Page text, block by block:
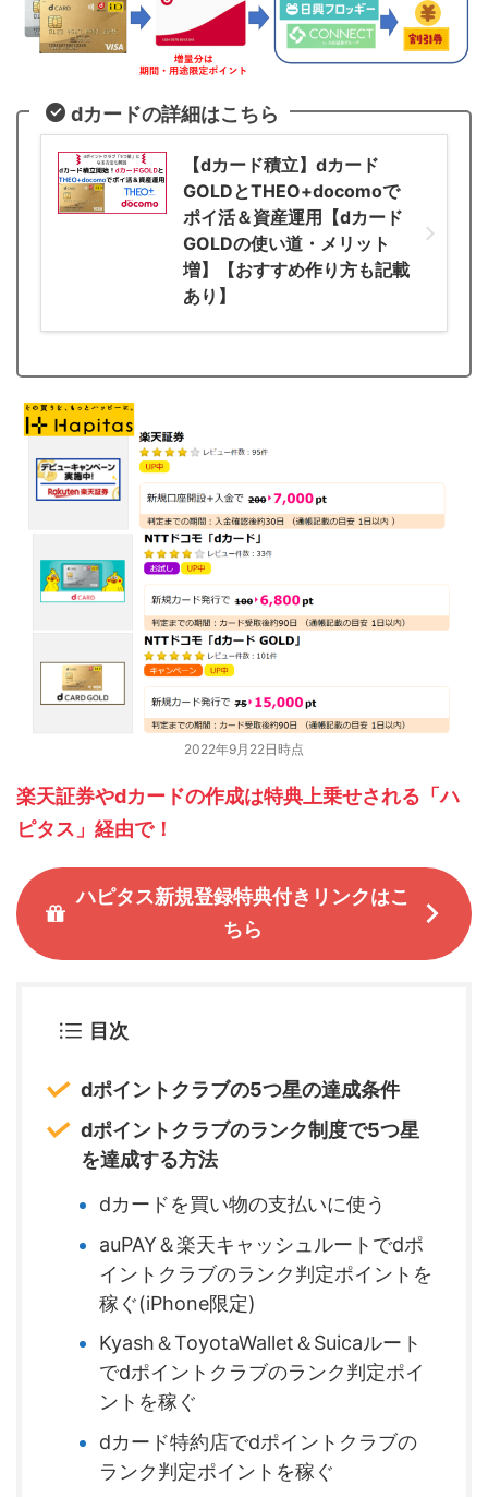
dカードの詳細はこちら
【dカード積立】dカード
GOLDとTHEO+docomoで
ポイ活＆資産運用【dカード
GOLDの使い道・メリット
増】【おすすめ作り方も記載
あり】
2022年9月22日時点
楽天証券やdカードの作成は特典上乗せされる「ハ
ピタス」経由で！
ハピタス新規登録特典付きリンクはこ
ちら
目次
dポイントクラブの5つ星の達成条件
dポイントクラブのランク制度で5つ星
を達成する方法
dカードを買い物の支払いに使う
auPAY＆楽天キャッシュルートでdポ
イントクラブのランク判定ポイントを
稼ぐ(iPhone限定)
Kyash＆ToyotaWallet＆Suicaルート
でdポイントクラブのランク判定ポイ
ントを稼ぐ
dカード特約店でdポイントクラブの
ランク判定ポイントを稼ぐ